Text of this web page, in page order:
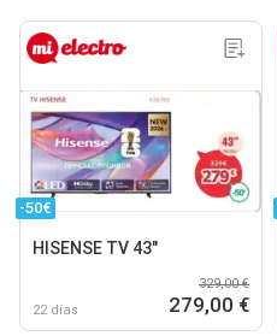
-50€
HISENSE TV 43"
22 días
329,00 €
279,00 €